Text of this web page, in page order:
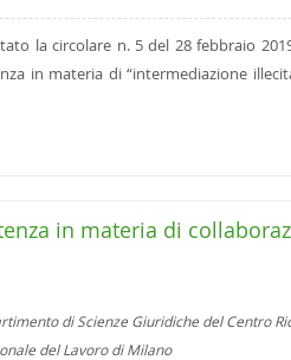
la circolare n. 5 del 28 febbraio
in materia di “intermediazione
in materia di
di Scienze Giuridiche del Centro
del Lavoro di Milano